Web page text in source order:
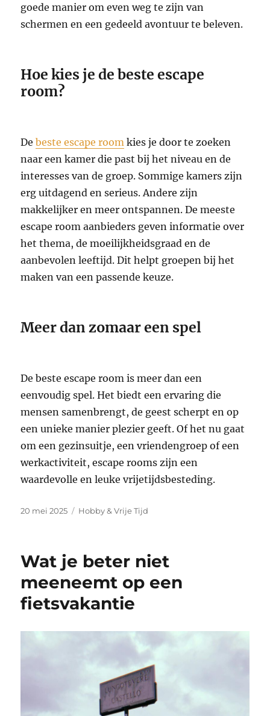
goede manier om even weg te zijn van
schermen en een gedeeld avontuur te beleven.
Hoe kies je de beste escape
room?
Debeste escape room kies je door te zoeken
naar een kamer die past bij het niveau en de
interesses van de groep. Sommige kamers zijn
erg uitdagend en serieus. Andere zijn
makkelijker en meer ontspannen. De meeste
escape room aanbieders geven informatie over
het thema, de moeilijkheidsgraad en de
aanbevolen leeftijd. Dit helpt groepen bij het
maken van een passende keuze.
Meer dan zomaar een spel
De beste escape room is meer dan een
eenvoudig spel. Het biedt een ervaring die
mensen samenbrengt, de geest scherpt en op
een unieke manier plezier geeft. Of het nu gaat
om een gezinsuitje, een vriendengroep of een
werkactiviteit, escape rooms zijn een
waardevolle en leuke vrijetijdsbesteding.
Geplaatst
20 mei 2025 Categorieën
Hobby & Vrije Tijd
Wat je beter niet
meeneemt op een
fietsvakantie